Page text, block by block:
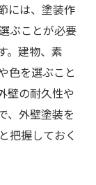
には、塗装作
ぶことが必要
。建物、素
色を選ぶこと
壁の耐久性や
、外壁塗装を
把握しておく